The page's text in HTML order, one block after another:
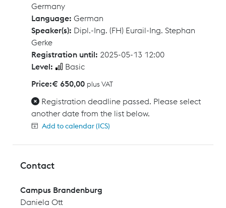
Germany
Language: German
Speaker(s): Dipl.-Ing. (FH) Eurail-Ing. Stephan
Gerke
Registration until: 2025-05-13 12:00
Level:
Basic
Price:€ 650,00 plus VAT
Registration deadline passed. Please select
another date from the list below.
Add to calendar (ICS)
Contact
Campus Brandenburg
Daniela Ott